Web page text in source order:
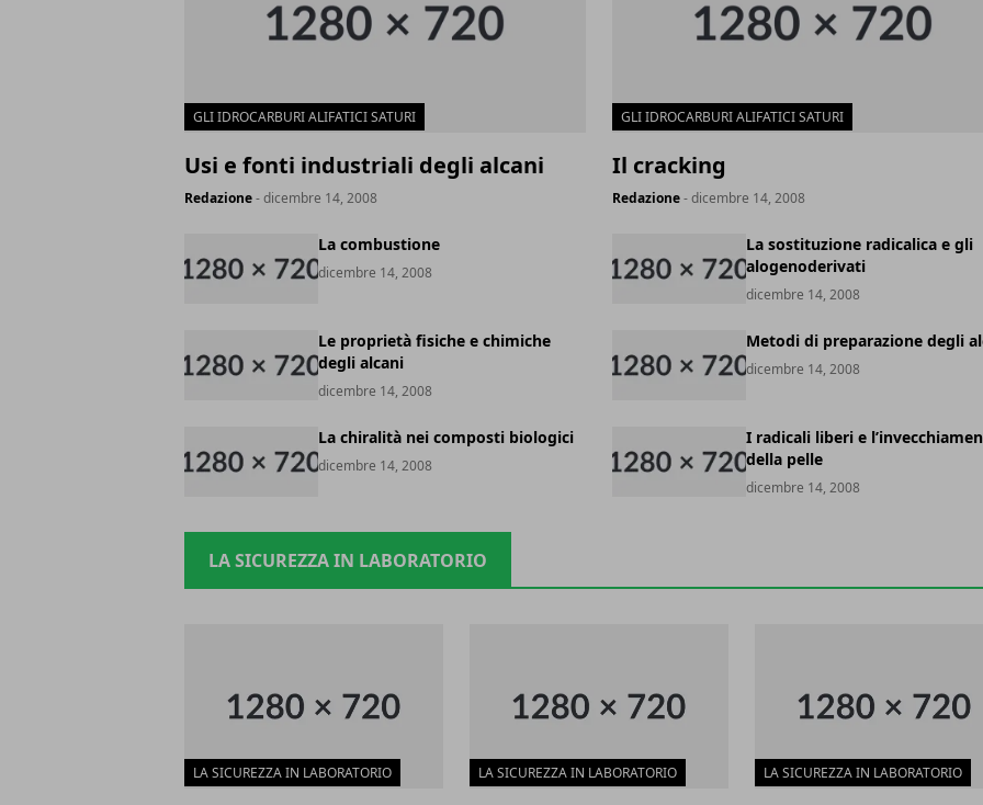
GLI IDROCARBURI ALIFATICI SATURI
Usi e fonti industriali degli alcani
Redazione- dicembre 14, 2008
GLI IDROCARBURI ALIFATICI SATURI
Il cracking
Redazione- dicembre 14, 2008
La combustione
dicembre 14, 2008
La sostituzione radicalica e gli
alogenoderivati
dicembre 14, 2008
Le proprietà fisiche e chimiche
degli alcani
dicembre 14, 2008
Metodi di preparazione degli
dicembre 14, 2008
La chiralità nei composti biologici
dicembre 14, 2008
I radicali liberi e
della pelle
dicembre 14, 2008
LA SICUREZZA IN LABORATORIO
LA SICUREZZA IN LABORATORIO LA SICUREZZA IN LABORATORIO LA SICUREZZA IN LABORATORIO